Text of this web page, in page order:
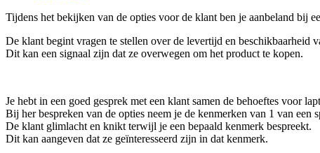
Tijdens het bekijken van de opties voor de klant ben je aanbeland bij
De klant begint vragen te stellen over de levertijd en beschikbaarheid
Dit kan een signaal zijn dat ze overwegen om het product te kopen.
Je hebt in een goed gesprek met een klant samen de behoeftes voor
Bij her bespreken van de opties neem je de kenmerken van 1 van een
De klant glimlacht en knikt terwijl je een bepaald kenmerk bespreekt.
Dit kan aangeven dat ze geïnteresseerd zijn in dat kenmerk.